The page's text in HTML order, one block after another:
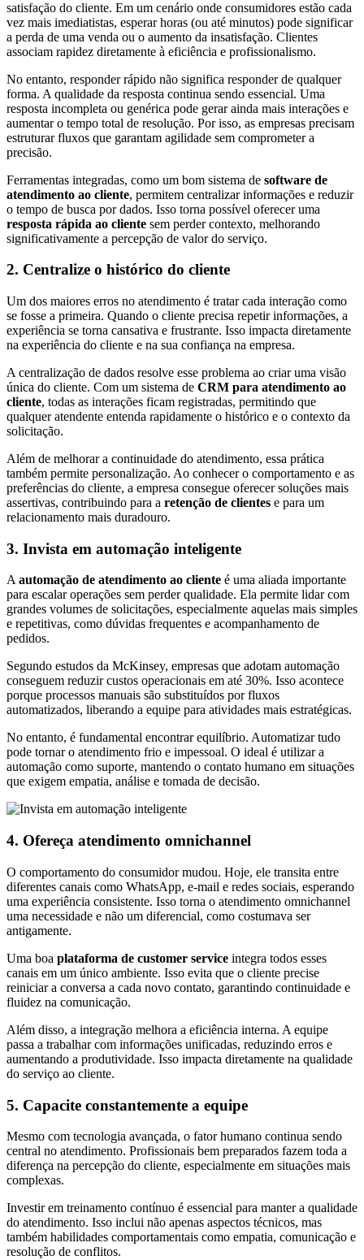
satisfação do cliente. Em um cenário onde consumidores estão cada
vez mais imediatistas, esperar horas (ou até minutos) pode significar
a perda de uma venda ou o aumento da insatisfação. Clientes
associam rapidez diretamente à eficiência e profissionalismo.
No entanto, responder rápido não significa responder de qualquer
forma. A qualidade da resposta continua sendo essencial. Uma
resposta incompleta ou genérica pode gerar ainda mais interações e
aumentar o tempo total de resolução. Por isso, as empresas precisam
estruturar fluxos que garantam agilidade sem comprometer a
precisão.
Ferramentas integradas, como um bom sistema de software de
atendimento ao cliente, permitem centralizar informações e reduzir
o tempo de busca por dados. Isso torna possível oferecer uma
resposta rápida ao cliente sem perder contexto, melhorando
significativamente a percepção de valor do serviço.
2. Centralize o histórico do cliente
Um dos maiores erros no atendimento é tratar cada interação como
se fosse a primeira. Quando o cliente precisa repetir informações, a
experiência se torna cansativa e frustrante. Isso impacta diretamente
na experiência do cliente e na sua confiança na empresa.
A centralização de dados resolve esse problema ao criar uma visão
única do cliente. Com um sistema de CRM para atendimento ao
cliente, todas as interações ficam registradas, permitindo que
qualquer atendente entenda rapidamente o histórico e o contexto da
solicitação.
Além de melhorar a continuidade do atendimento, essa prática
também permite personalização. Ao conhecer o comportamento e as
preferências do cliente, a empresa consegue oferecer soluções mais
assertivas, contribuindo para a retenção de clientes e para um
relacionamento mais duradouro.
3. Invista em automação inteligente
A automação de atendimento ao cliente é uma aliada importante
para escalar operações sem perder qualidade. Ela permite lidar com
grandes volumes de solicitações, especialmente aquelas mais simples
e repetitivas, como dúvidas frequentes e acompanhamento de
pedidos.
Segundo estudos da McKinsey, empresas que adotam automação
conseguem reduzir custos operacionais em até 30%. Isso acontece
porque processos manuais são substituídos por fluxos
automatizados, liberando a equipe para atividades mais estratégicas.
No entanto, é fundamental encontrar equilíbrio. Automatizar tudo
pode tornar o atendimento frio e impessoal. O ideal é utilizar a
automação como suporte, mantendo o contato humano em situações
que exigem empatia, análise e tomada de decisão.
4. Ofereça atendimento omnichannel
O comportamento do consumidor mudou. Hoje, ele transita entre
diferentes canais como WhatsApp, e-mail e redes sociais, esperando
uma experiência consistente. Isso torna o atendimento omnichannel
uma necessidade e não um diferencial, como costumava ser
antigamente.
Uma boa plataforma de customer service integra todos esses
canais em um único ambiente. Isso evita que o cliente precise
reiniciar a conversa a cada novo contato, garantindo continuidade e
fluidez na comunicação.
Além disso, a integração melhora a eficiência interna. A equipe
passa a trabalhar com informações unificadas, reduzindo erros e
aumentando a produtividade. Isso impacta diretamente na qualidade
do serviço ao cliente.
5. Capacite constantemente a equipe
Mesmo com tecnologia avançada, o fator humano continua sendo
central no atendimento. Profissionais bem preparados fazem toda a
diferença na percepção do cliente, especialmente em situações mais
complexas.
Investir em treinamento contínuo é essencial para manter a qualidade
do atendimento. Isso inclui não apenas aspectos técnicos, mas
também habilidades comportamentais como empatia, comunicação e
resolução de conflitos.